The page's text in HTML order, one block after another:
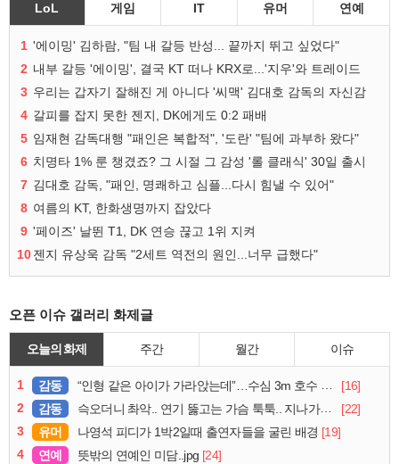
LoL 게임 IT 유머 연예
1 '에이밍' 김하람, "팀 내 갈등 반성... 끝까지 뛰고 싶었다"
2 내부 갈등 '에이밍', 결국 KT 떠나 KRX로...'지우'와 트레이드
3 우리는 갑자기 잘해진 게 아니다 '씨맥' 김대호 감독의 자신감
4 갈피를 잡지 못한 젠지, DK에게도 0:2 패배
5 임재현 감독대행 "패인은 복합적", '도란' "팀에 과부하 왔다"
6 치명타 1% 룬 챙겼죠? 그 시절 그 감성 '롤 클래식' 30일 출시
7 김대호 감독, "패인, 명쾌하고 심플...다시 힘낼 수 있어"
8 여름의 KT, 한화생명까지 잡았다
9 '페이즈' 날뛴 T1, DK 연승 끊고 1위 지켜
10젠지 유상욱 감독 "2세트 역전의 원인...너무 급했다"
오픈 이슈 갤러리 화제글
오늘의 화제 주간 월간 이슈
1 감동 “인형 같은 아이가 가라앉는데”…수심 3m 호수 뛰어든 60대 의인
[16]
2
감동 슥오더니 촤악.. 연기 뚫고는 가슴 툭툭.. 지나가던 아재의 정체
[22]
3
유머 나영석 피디가 1박2일때 출연자들을 굴린 배경 [19]
4
연예 뜻밖의 연예인 미담..jpg [24]